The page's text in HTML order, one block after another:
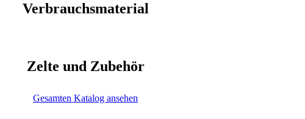
Verbrauchsmaterial
Zelte und Zubehör
Gesamten Katalog ansehen